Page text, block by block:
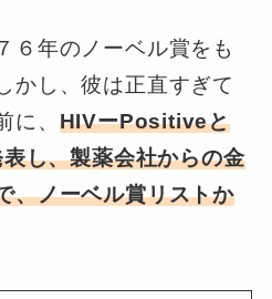
６年のノーベル賞をも
かし、彼は正直すぎて
に、 HIVーPositiveと
し、製薬会社からの金
、ノーベル賞リストか